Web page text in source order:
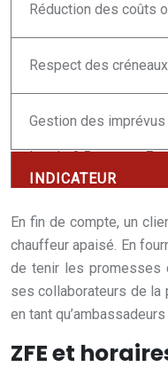
Réduction des coûts
Respect des
Gestion des imprévus
En fin de compte, un
chauffeur apaisé. En
de tenir les promesses
ses collaborateurs de la
en tant
ZFE et